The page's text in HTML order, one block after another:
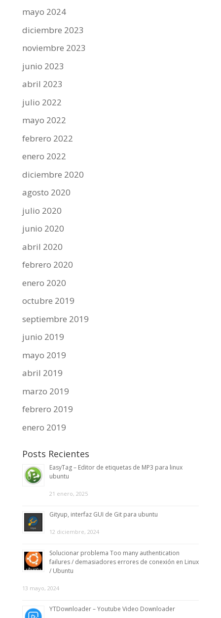
mayo 2024
diciembre 2023
noviembre 2023
junio 2023
abril 2023
julio 2022
mayo 2022
febrero 2022
enero 2022
diciembre 2020
agosto 2020
julio 2020
junio 2020
abril 2020
febrero 2020
enero 2020
octubre 2019
septiembre 2019
junio 2019
mayo 2019
abril 2019
marzo 2019
febrero 2019
enero 2019
Posts Recientes
EasyTag – Editor de etiquetas de MP3 para linux
ubuntu
21 enero, 2025
Gityup, interfaz GUI de Git para ubuntu
12 diciembre, 2024
Solucionar problema Too many authentication
failures / demasiadores errores de conexión en Linux
/ Ubuntu
13 mayo, 2024
YTDownloader – Youtube Video Downloader